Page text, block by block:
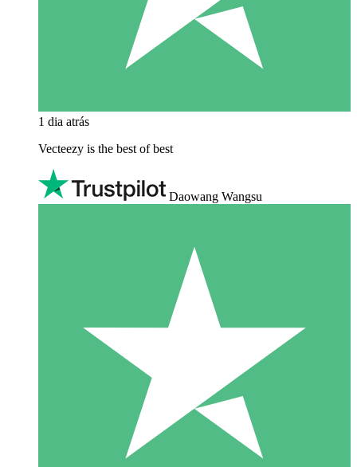
1 dia atrás
Vecteezy is the best of best
Daowang Wangsu